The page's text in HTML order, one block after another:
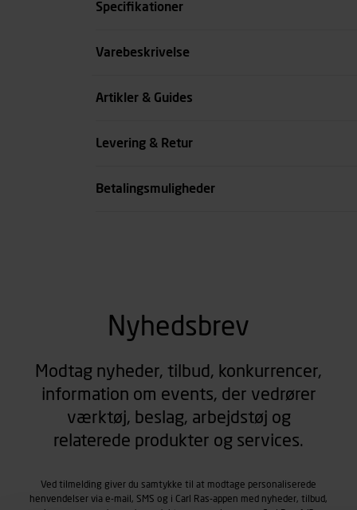
Specifikationer
Størrelse
Varebeskrivelse
Artikler & Guides
Levering & Retur
Betalingsmuligheder
Nyhedsbrev
Modtag nyheder, tilbud, konkurrencer,
information om events, der vedrører
værktøj, beslag, arbejdstøj og
relaterede produkter og services.
Ved tilmelding giver du samtykke til at modtage personaliserede
henvendelser via e-mail, SMS og i Carl Ras-appen med nyheder, tilbud,